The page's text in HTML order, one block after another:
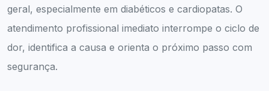
geral, especialmente em diabéticos e cardiopatas. O
atendimento profissional imediato interrompe o ciclo de
dor, identifica a causa e orienta o próximo passo com
segurança.